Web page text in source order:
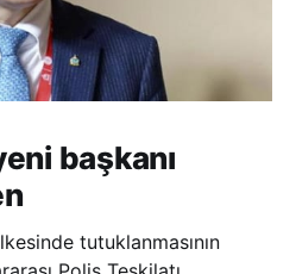
başkanı
tutuklanmasının